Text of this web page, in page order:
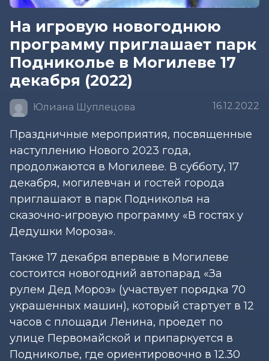
На игровую новогоднюю
программу приглашает парк
Подниколье в Могилеве 17
декабря (2022)
Юлиана Шуплецова 16.12.2022
Праздничные мероприятия, посвященные
наступлению Нового 2023 года,
продолжаются в Могилеве. В субботу, 17
декабря, могилевчан и гостей города
приглашают в парк Подниколья на
сказочно-игровую программу «В гостях у
Дедушки Мороза».
Также 17 декабря впервые в Могилеве
состоится новогодний автопарад «За
рулем Дед Мороз» (участвует порядка 70
украшенных машин), который стартует в 12
часов с площади Ленина, проедет по
улице Первомайской и припаркуется в
Подниколье, где ориентировочно в 12.30